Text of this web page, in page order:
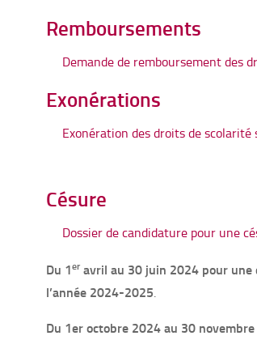
Remboursements
Demande de remboursement des
Exonérations
Exonération des droits de
Césure
Dossier de candidature pour une
Du 1er avril au 30 juin 2024 pour une
l’année 2024-2025.
Du 1er octobre 2024 au 30